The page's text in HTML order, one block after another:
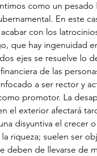
como un
En este
con los
que hay ingenuidad
ejes se resuelve lo
de las
a ser rector y
promotor. La
el exterior afectará
disyuntiva el crecer
riqueza; suelen ser
deben de llevarse de